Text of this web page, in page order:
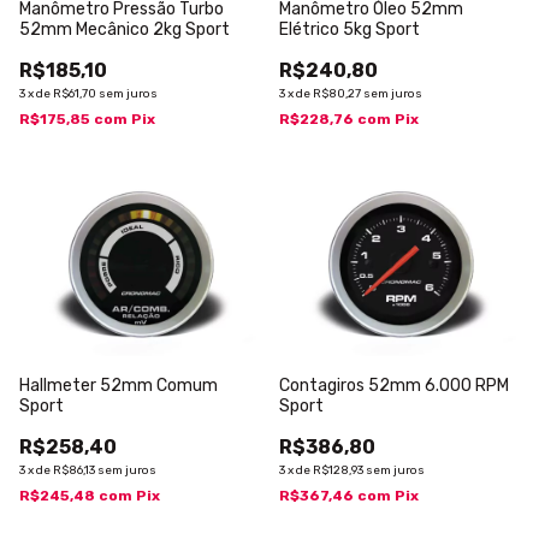
Manômetro Pressão Turbo
52mm Mecânico 2kg Sport
R$185,10
3xde R$61,70 sem juros
R$175,85 com Pix
Manômetro Óleo 52mm
Elétrico 5kg Sport
R$240,80
3xde R$80,27 sem juros
R$228,76 com Pix
Hallmeter 52mm Comum
Sport
R$258,40
3xde R$86,13 sem juros
R$245,48 com Pix
Contagiros 52mm 6.000 RPM
Sport
R$386,80
3xde R$128,93 sem juros
R$367,46 com Pix